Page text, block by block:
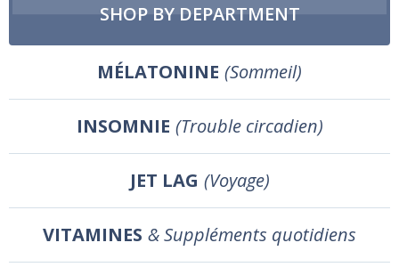
SHOP BY DEPARTMENT
MÉLATONINE (Sommeil)
INSOMNIE (Trouble circadien)
JET LAG (Voyage)
VITAMINES & Suppléments quotidiens